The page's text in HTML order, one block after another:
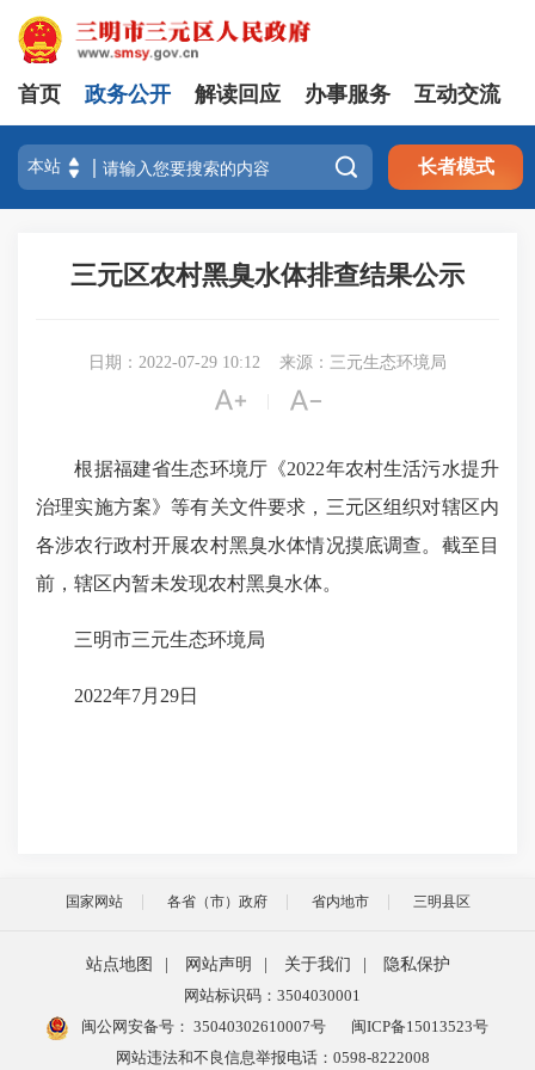
首页 政务公开 解读回应 办事服务 互动交流
 长者模式
三元区农村黑臭水体排查结果公示
日期：2022-07-29 10:12 来源：三元生态环境局
 
根据福建省生态环境厅《2022年农村生活污水提升
治理实施方案》等有关文件要求，三元区组织对辖区内
各涉农行政村开展农村黑臭水体情况摸底调查。截至目
前，辖区内暂未发现农村黑臭水体。
三明市三元生态环境局
2022年7月29日
国家网站 各省（市）政府 省内地市 三明县区
站点地图 网站声明 关于我们
隐私保护
网站标识码：3504030001
闽公网安备号： 35040302610007号
闽ICP备15013523号
网站违法和不良信息举报电话：0598-8222008